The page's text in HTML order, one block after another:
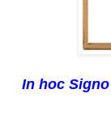
In hoc